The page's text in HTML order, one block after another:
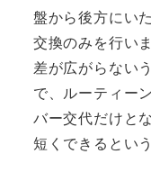
盤から後方にい
交換のみを行い
差が広がらない
で、ルーティー
バー交代だけと
短くできるとい